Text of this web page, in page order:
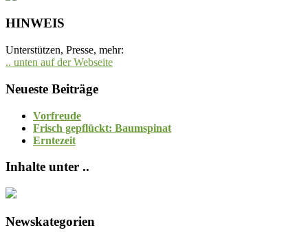
HINWEIS
Unterstützen, Presse, mehr:
.. unten auf der Webseite
Neueste Beiträge
Vorfreude
Frisch gepflückt: Baumspinat
Erntezeit
Inhalte unter ..
Newskategorien